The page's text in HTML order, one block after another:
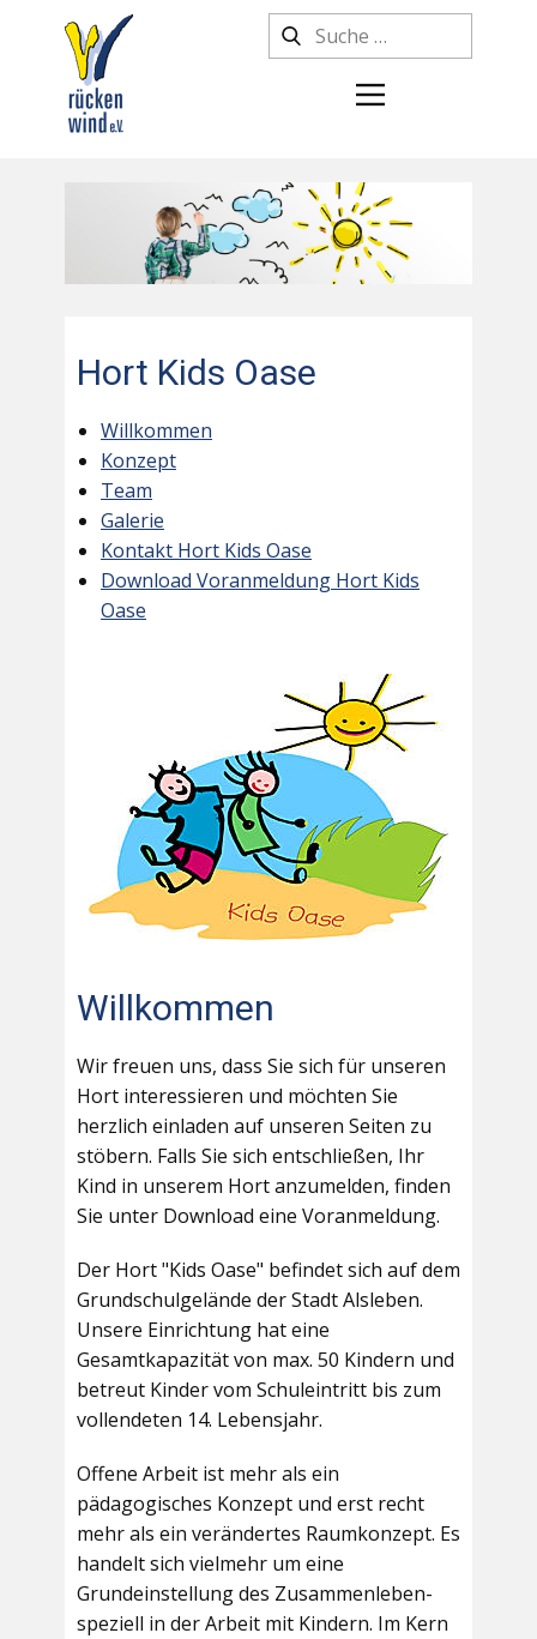
Hort Kids Oase
Willkommen
Konzept
Team
Galerie
Kontakt Hort Kids Oase
Download Voranmeldung Hort Kids
Oase
Willkommen
Wir freuen uns, dass Sie sich für unseren
Hort interessieren und möchten Sie
herzlich einladen auf unseren Seiten zu
stöbern. Falls Sie sich entschließen, Ihr
Kind in unserem Hort anzumelden, finden
Sie unter Download eine Voranmeldung.
Der Hort "Kids Oase" befindet sich auf dem
Grundschulgelände der Stadt Alsleben.
Unsere Einrichtung hat eine
Gesamtkapazität von max. 50 Kindern und
betreut Kinder vom Schuleintritt bis zum
vollendeten 14. Lebensjahr.
Offene Arbeit ist mehr als ein
pädagogisches Konzept und erst recht
mehr als ein verändertes Raumkonzept. Es
handelt sich vielmehr um eine
Grundeinstellung des Zusammenleben-
speziell in der Arbeit mit Kindern. Im Kern